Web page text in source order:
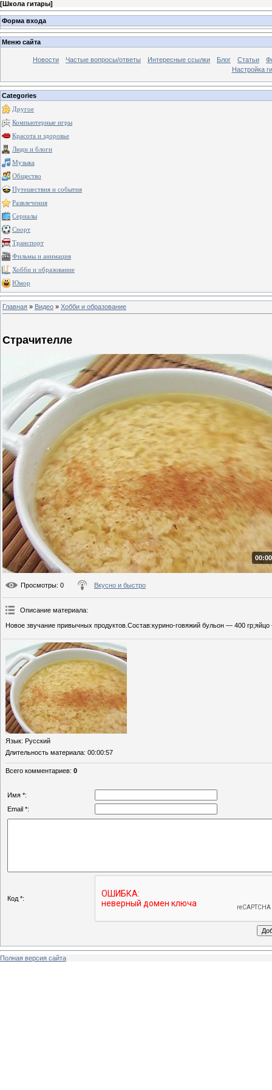
[Школа гитары]
Форма входа
Меню сайта
Новости Частые вопросы/ответы Интересные ссылки Блог Статьи
Настройка
Categories
Другое
Компьютерные игры
Красота и здоровье
Люди и блоги
Музыка
Общество
Путешествия и события
Развлечения
Сериалы
Спорт
Транспорт
Фильмы и анимация
Хобби и образование
Юмор
Главная » Видео » Хобби и образование
Страчителле
Просмотры: 0 Вкусно и быстро
Описание материала:
Новое звучание привычных продуктов.Состав:курино-говяжий бульон — 400
Язык: Русский
Длительность материала: 00:00:57
Всего комментариев: 0
Имя *:
Email *:
Код *:
Полная версия сайта